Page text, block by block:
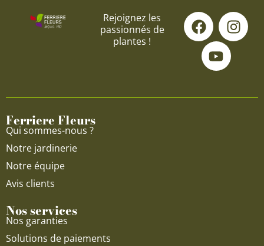
Rejoignez les
passionnés de
plantes !
F
a
c
e
o
I
n
s
g
Y
o
u
t
u
b
Ferriere Fleurs
Qui sommes-nous ?
Notre jardinerie
Notre équipe
Avis clients
Nos services
Nos garanties
Solutions de paiements